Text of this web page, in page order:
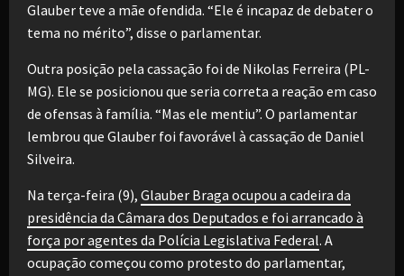
Glauber teve a mãe ofendida. “Ele é incapaz de debater o
tema no mérito”, disse o parlamentar.
Outra posição pela cassação foi de Nikolas Ferreira (PL-
MG). Ele se posicionou que seria correta a reação em caso
de ofensas à família. “Mas ele mentiu”. O parlamentar
lembrou que Glauber foi favorável à cassação de Daniel
Silveira.
Na terça-feira (9), Glauber Braga ocupou a cadeira da
presidência da Câmara dos Deputados e foi arrancado à
força por agentes da Polícia Legislativa Federal. A
ocupação começou como protesto do parlamentar,